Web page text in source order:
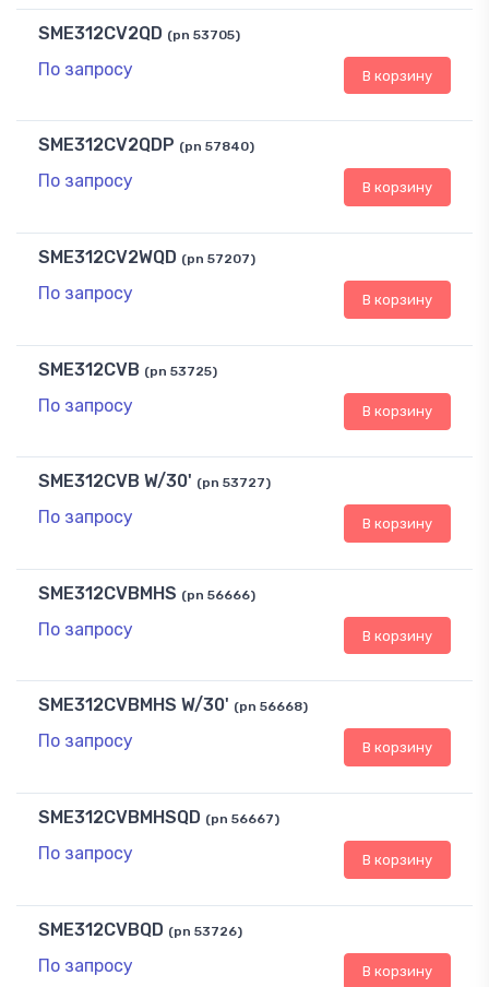
SME312CV2QD (pn 53705)
По запросу В корзину
SME312CV2QDP (pn 57840)
По запросу В корзину
SME312CV2WQD (pn 57207)
По запросу В корзину
SME312CVB (pn 53725)
По запросу В корзину
SME312CVB W/30' (pn 53727)
По запросу В корзину
SME312CVBMHS (pn 56666)
По запросу В корзину
SME312CVBMHS W/30' (pn 56668)
По запросу В корзину
SME312CVBMHSQD (pn 56667)
По запросу В корзину
SME312CVBQD (pn 53726)
По запросу В корзину